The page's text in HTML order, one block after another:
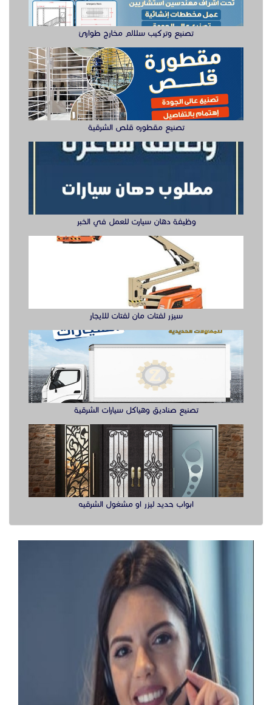
تصنيع وتركيب سلالم مخارج طوارئ
تصنيع مقطوره قلص الشرقية
وظيفة دهان سيارت للعمل في الخبر
سيزر لفتات مان لفتات للايجار
تصنيع صناديق وهياكل سيارات الشرقية
ابواب حديد ليزر او مشغول الشرقيه